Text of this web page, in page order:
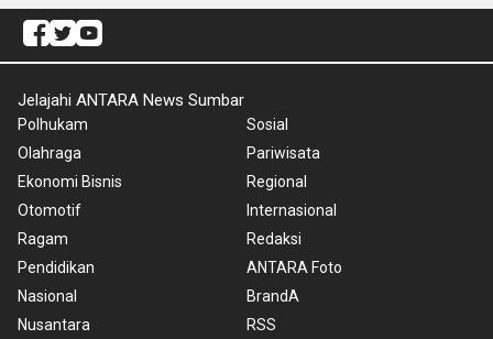
Jelajahi ANTARA News Sumbar
Polhukam
Olahraga
Ekonomi Bisnis
Otomotif
Ragam
Pendidikan
Nasional
Nusantara
Sosial
Pariwisata
Regional
Internasional
Redaksi
ANTARA Foto
BrandA
RSS